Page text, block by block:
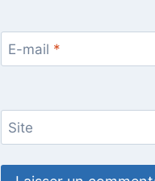
E-mail *
Site